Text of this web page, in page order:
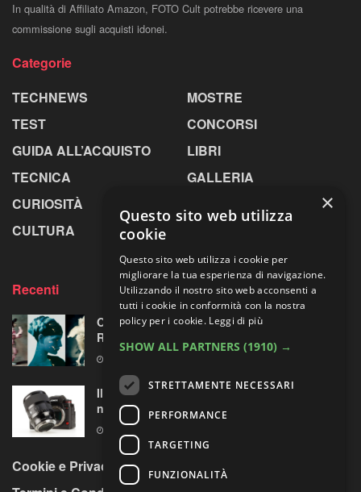
In qualità di Affiliato Amazon, FOTO Cult potrebbe ricevere una
commissione sugli acquisti idonei.
Categorie
TECHNEWS
TEST
GUIDA ALL’ACQUISTO
TECNICA
CURIOSITÀ
CULTURA
MOSTRE
CONCORSI
LIBRI
GALLERIA
Recenti
Omaggio al laboratorio alchemico di Paolo
Roversi
Il test del Sigma Art 35mm F1.4 DG II: una
nuova pietra miliare
Cookie e Privacy Policy
×
Questo sito web utilizza
cookie
Questo sito web utilizza i cookie per
migliorare la tua esperienza di navigazione.
Utilizzando il nostro sito web acconsenti a
tutti i cookie in conformità con la nostra
policy per i cookie. Leggi di più
SHOW ALL PARTNERS (1910) →
STRETTAMENTE NECESSARI
PERFORMANCE
TARGETING
FUNZIONALITÀ